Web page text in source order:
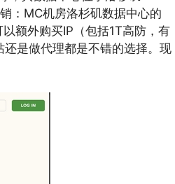
：MC机房洛杉矶数据中心的
额外购买IP（包括1T高防，有
是做代理都是不错的选择。现